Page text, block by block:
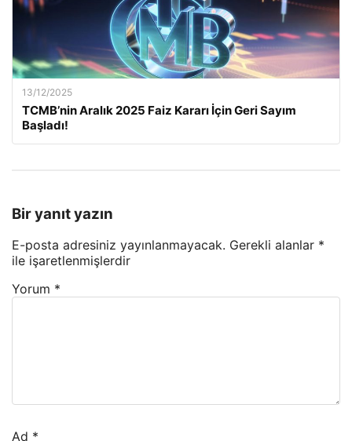
13/12/2025
TCMB’nin Aralık 2025 Faiz Kararı İçin Geri Sayım
Başladı!
Bir yanıt yazın
E-posta adresiniz yayınlanmayacak. Gerekli alanlar *
ile işaretlenmişlerdir
Yorum *
Ad *